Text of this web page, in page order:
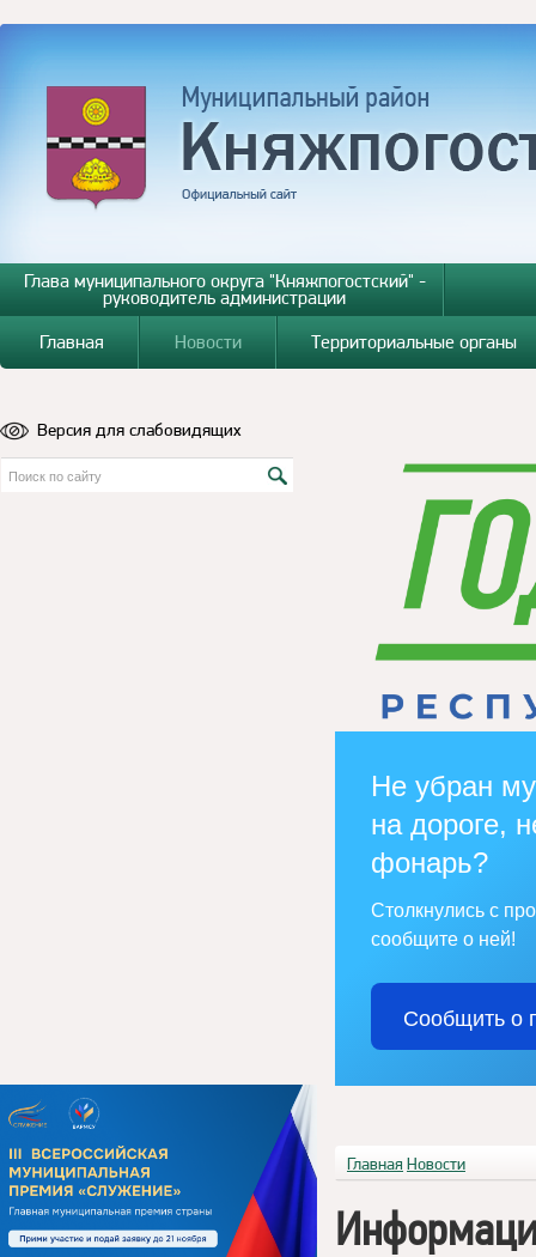
Глава муниципального округа "Княжпогостский" -
руководитель администрации
Главная
Новости Территориальные органы
Версия для слабовидящих
Не убран
на дороге,
фонарь?
Столкнулись с
сообщите о ней!
Сообщить о
Главная Новости